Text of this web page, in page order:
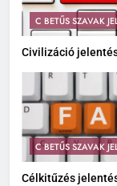
C BETŰS SZAVAK
Civilizáció
C BETŰS SZAVAK
Célkitűzés